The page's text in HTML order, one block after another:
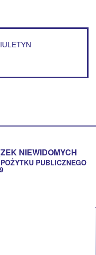
NIEWIDOMYCH
PUBLICZNEGO